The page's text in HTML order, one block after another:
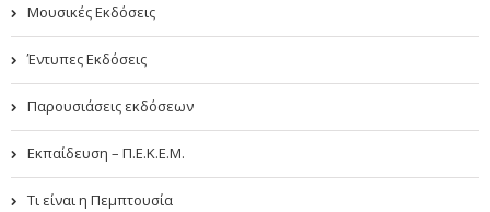
Μουσικές Εκδόσεις
Έντυπες Εκδόσεις
Παρουσιάσεις εκδόσεων
Εκπαίδευση – Π.Ε.Κ.Ε.Μ.
Τι είναι η Πεμπτουσία